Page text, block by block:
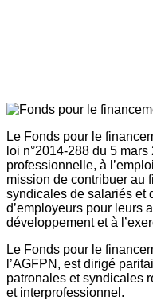
Le Fonds pour le
loi n°2014-288 du 5
professionnelle, à
mission de contribuer au
syndicales de salariés et
d’employeurs pour leurs
développement et à
Le Fonds pour le
l’AGFPN, est dirigé
patronales et syndicales
et interprofessionnel.